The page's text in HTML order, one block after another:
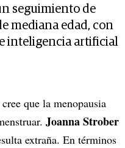
seguimiento de
mediana edad, con
inteligencia artificial
que la menopausia
Joanna Strober
extraña. En términos